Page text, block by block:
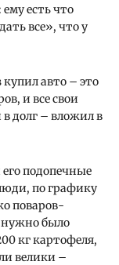
есть что
все», что у
купил авто – это
и все свои
долг – вложил в
подопечные
по графику
поваров-
нужно было
кг картофеля,
велики –